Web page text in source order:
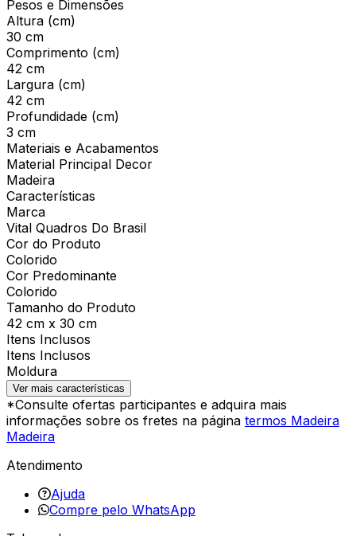
Pesos e Dimensões
Altura (cm)
30 cm
Comprimento (cm)
42 cm
Largura (cm)
42 cm
Profundidade (cm)
3 cm
Materiais e Acabamentos
Material Principal Decor
Madeira
Características
Marca
Vital Quadros Do Brasil
Cor do Produto
Colorido
Cor Predominante
Colorido
Tamanho do Produto
42 cm x 30 cm
Itens Inclusos
Itens Inclusos
Moldura
Ver mais características
*Consulte ofertas participantes e adquira mais
informações sobre os fretes na página termos Madeira
Madeira
Atendimento
Ajuda
Compre pelo WhatsApp